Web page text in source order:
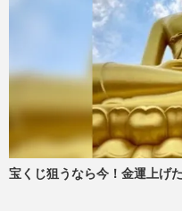
宝くじ狙うなら今！金運上げ